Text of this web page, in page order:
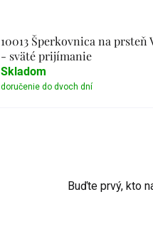
10013 Šperkovnica na prsteň
- sväté prijímanie
Skladom
Buďte prvý, kto